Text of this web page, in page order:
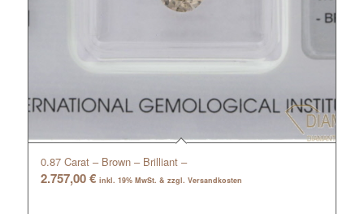
0.87 Carat – Brown – Brilliant –
2.757,00€ inkl. 19% MwSt. & zzgl. Versandkosten